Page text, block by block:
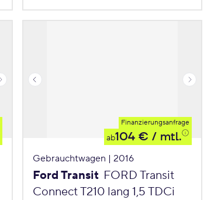
Finanzierungsanfrage
ab104 € / mtl.
Gebrauchtwagen | 2016
Ford Transit FORD Transit
Connect T210 lang 1,5 TDCi